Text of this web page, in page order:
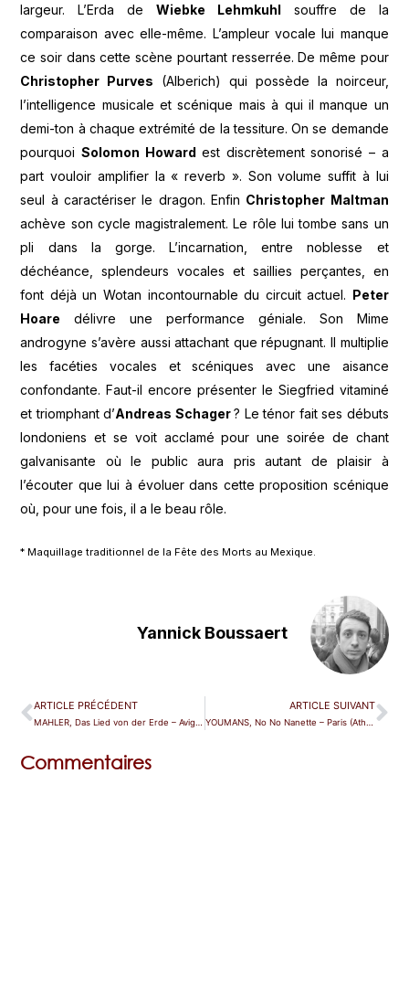
largeur. L’Erda deWiebke Lehmkuhl souffre de la
comparaison avec elle-même. L’ampleur vocale lui manque
ce soir dans cette scène pourtant resserrée. De même pour
Christopher Purves (Alberich) qui possède la noirceur,
l’intelligence musicale et scénique mais à qui il manque un
demi-ton à chaque extrémité de la tessiture. On se demande
pourquoi Solomon Howard est discrètement sonorisé – a
part vouloir amplifier la « reverb ». Son volume suffit à lui
seul à caractériser le dragon. Enfin Christopher Maltman
achève son cycle magistralement. Le rôle lui tombe sans un
pli dans la gorge. L’incarnation, entre noblesse et
déchéance, splendeurs vocales et saillies perçantes, en
font déjà un Wotan incontournable du circuit actuel. Peter
Hoare délivre une performance géniale. Son Mime
androgyne s’avère aussi attachant que répugnant. Il multiplie
les facéties vocales et scéniques avec une aisance
confondante. Faut-il encore présenter le Siegfried vitaminé
et triomphant d’Andreas Schager? Le ténor fait ses débuts
londoniens et se voit acclamé pour une soirée de chant
galvanisante où le public aura pris autant de plaisir à
l’écouter que lui à évoluer dans cette proposition scénique
où, pour une fois, il a le beau rôle.
* Maquillage traditionnel de la Fête des Morts au Mexique.
Yannick Boussaert
ARTICLE PRÉCÉDENT
MAHLER, Das Lied von der Erde – Avignon
ARTICLE SUIVANT
YOUMANS, No No Nanette – Paris (Athénée)
Commentaires